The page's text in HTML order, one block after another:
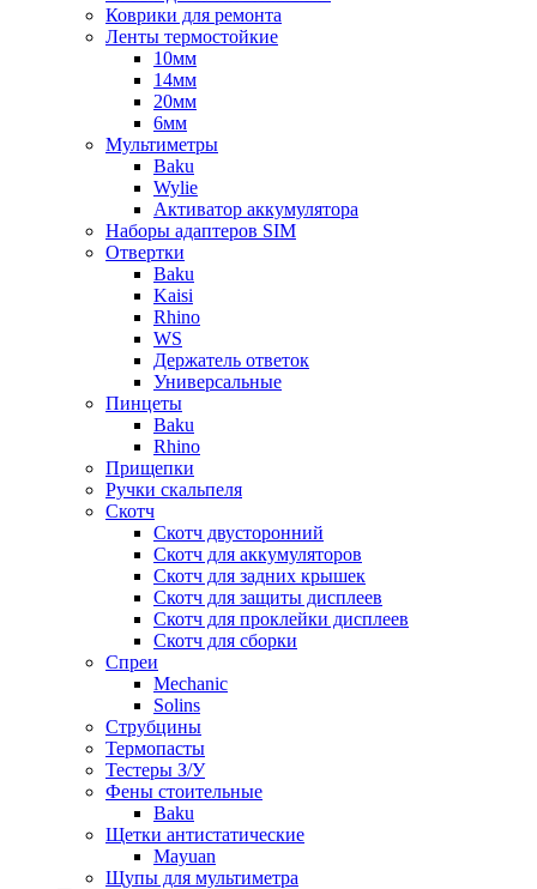
Коврики для ремонта
Ленты термостойкие
10мм
14мм
20мм
6мм
Мультиметры
Baku
Wylie
Активатор аккумулятора
Наборы адаптеров SIM
Отвертки
Baku
Kaisi
Rhino
WS
Держатель ответок
Универсальные
Пинцеты
Baku
Rhino
Прищепки
Ручки скальпеля
Скотч
Скотч двусторонний
Скотч для аккумуляторов
Скотч для задних крышек
Скотч для защиты дисплеев
Скотч для проклейки дисплеев
Скотч для сборки
Спреи
Mechanic
Solins
Струбцины
Термопасты
Тестеры З/У
Фены стоительные
Baku
Щетки антистатические
Mayuan
Щупы для мультиметра